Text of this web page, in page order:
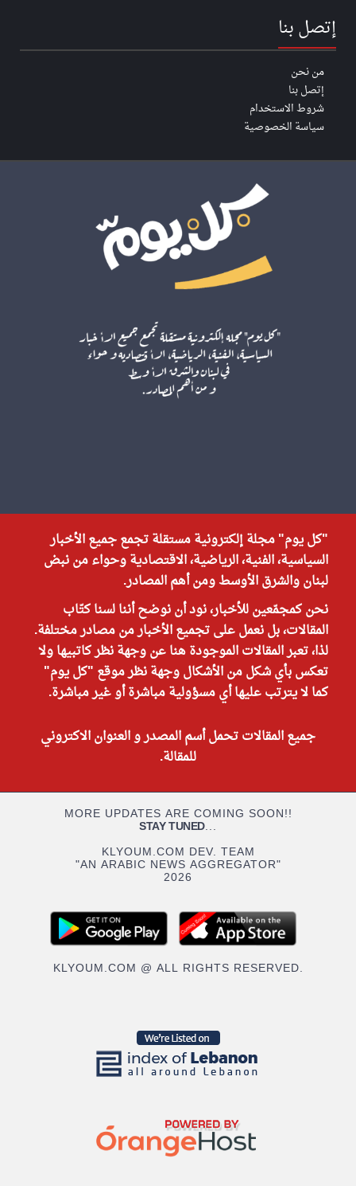
إتصل بنا
من نحن
إتصل بنا
شروط الاستخدام
سياسة الخصوصية
"كل يوم" مجلة إلكترونية مستقلة تجمع جميع الأخبار
السياسية، الفنية، الرياضية، الاقتصادية وحواء من نبض
لبنان والشرق الأوسط ومن أهم المصادر.
نحن كمجمّعين للأخبار، نود أن نوضح أننا لسنا كتّاب
المقالات، بل نعمل على تجميع الأخبار من مصادر مختلفة.
لذا، تعبر المقالات الموجودة هنا عن وجهة نظر كاتبيها ولا
تعكس بأي شكل من الأشكال وجهة نظر موقع "كل يوم"
كما لا يترتب عليها أي مسؤولية مباشرة أو غير مباشرة.
جميع المقالات تحمل أسم المصدر و العنوان الاكتروني
للمقالة.
MORE UPDATES ARE COMING SOON!!
STAY TUNED...
KLYOUM.COM DEV. TEAM
"AN ARABIC NEWS AGGREGATOR"
2026
KLYOUM.COM @ ALL RIGHTS RESERVED.